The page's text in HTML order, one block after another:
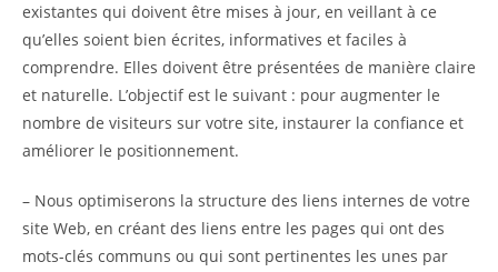
existantes qui doivent être mises à jour, en veillant à ce
qu’elles soient bien écrites, informatives et faciles à
comprendre. Elles doivent être présentées de manière claire
et naturelle. L’objectif est le suivant : pour augmenter le
nombre de visiteurs sur votre site, instaurer la confiance et
améliorer le positionnement.
– Nous optimiserons la structure des liens internes de votre
site Web, en créant des liens entre les pages qui ont des
mots-clés communs ou qui sont pertinentes les unes par